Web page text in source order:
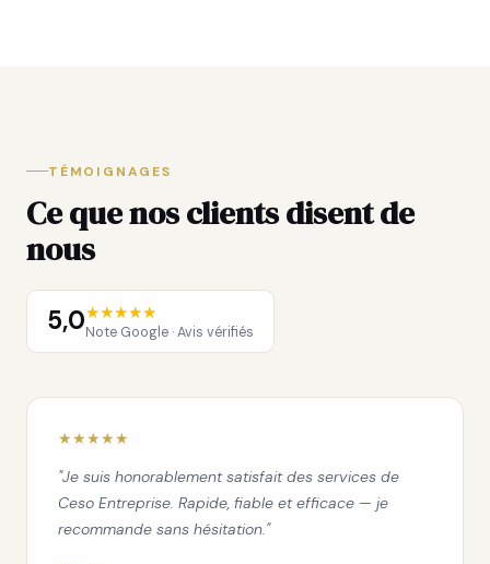
TÉMOIGNAGES
Ce que nos clients disent de
nous
5,0★★★★★
Note Google · Avis vérifiés
★★★★★
"Je suis honorablement satisfait des services de
Ceso Entreprise. Rapide, fiable et efficace — je
recommande sans hésitation."